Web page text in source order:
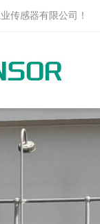
传感器有限公司！